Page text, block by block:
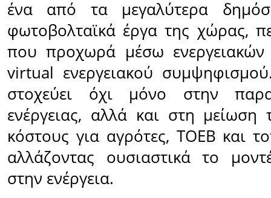
ένα από τα μεγαλύτερα
φωτοβολταϊκά έργα της χώρας,
που προχωρά μέσω ενεργειακών
virtual ενεργειακού
στοχεύει όχι μόνο στην
ενέργειας, αλλά και στη μείωση
κόστους για αγρότες, ΤΟΕΒ και
αλλάζοντας ουσιαστικά το
στην ενέργεια.